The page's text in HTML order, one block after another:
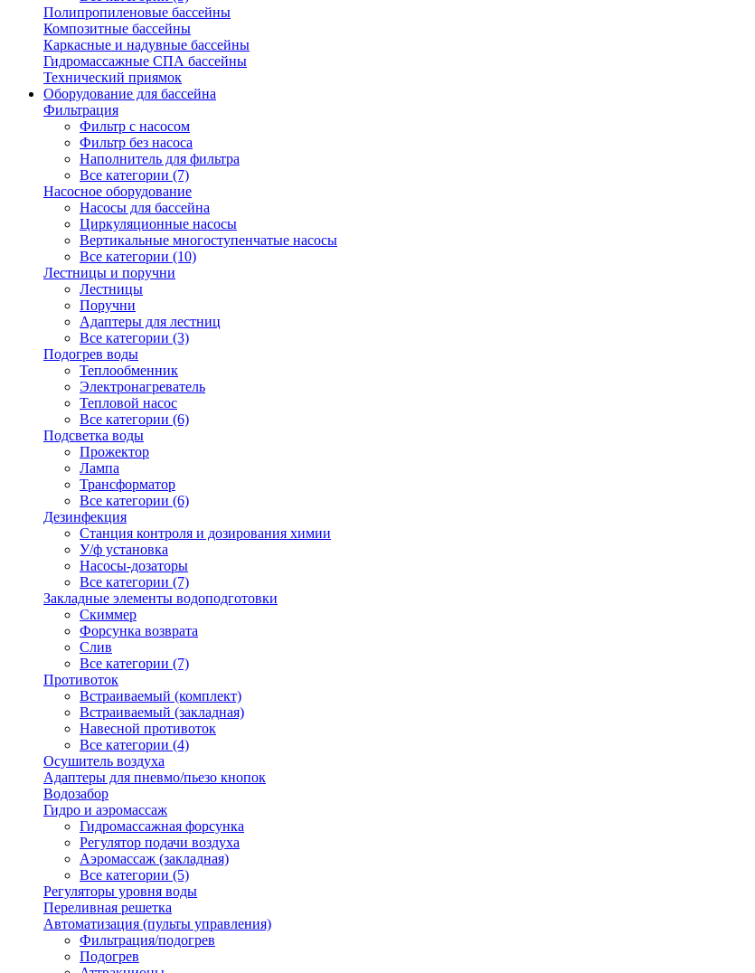
Полипропиленовые бассейны
Композитные бассейны
Каркасные и надувные бассейны
Гидромассажные СПА бассейны
Технический приямок
Оборудование для бассейна
Фильтрация
Фильтр с насосом
Фильтр без насоса
Наполнитель для фильтра
Все категории (7)
Насосное оборудование
Насосы для бассейна
Циркуляционные насосы
Вертикальные многоступенчатые насосы
Все категории (10)
Лестницы и поручни
Лестницы
Поручни
Адаптеры для лестниц
Все категории (3)
Подогрев воды
Теплообменник
Электронагреватель
Тепловой насос
Все категории (6)
Подсветка воды
Прожектор
Лампа
Трансформатор
Все категории (6)
Дезинфекция
Станция контроля и дозирования химии
У/ф установка
Насосы-дозаторы
Все категории (7)
Закладные элементы водоподготовки
Скиммер
Форсунка возврата
Слив
Все категории (7)
Противоток
Встраиваемый (комплект)
Встраиваемый (закладная)
Навесной противоток
Все категории (4)
Осушитель воздуха
Адаптеры для пневмо/пьезо кнопок
Водозабор
Гидро и аэромассаж
Гидромассажная форсунка
Регулятор подачи воздуха
Аэромассаж (закладная)
Все категории (5)
Регуляторы уровня воды
Переливная решетка
Автоматизация (пульты управления)
Фильтрация/подогрев
Подогрев